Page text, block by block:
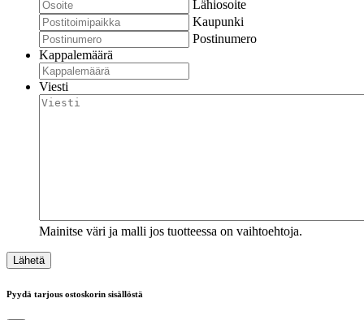
Lähiosoite
Kaupunki
Postinumero
Kappalemäärä
Viesti
Mainitse väri ja malli jos tuotteessa on vaihtoehtoja.
Pyydä tarjous ostoskorin sisällöstä